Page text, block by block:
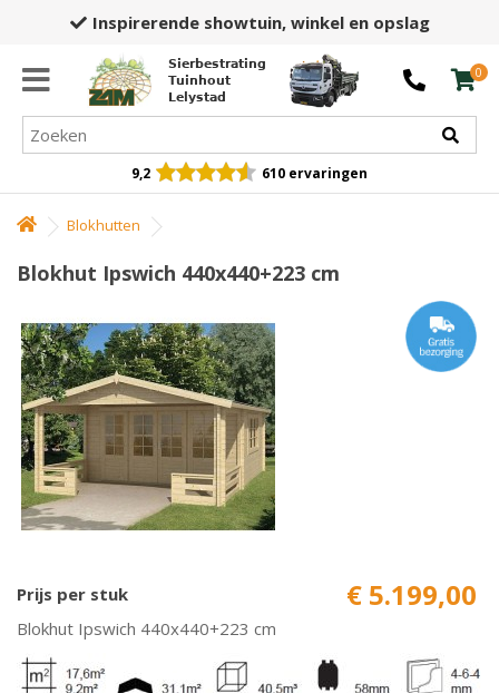
Inspirerende showtuin,winkel en opslag
Sierbestrating
Tuinhout
Lelystad
0
9,2 610 ervaringen
Blokhutten
Blokhut Ipswich 440x440+223 cm
Prijs per stuk € 5.199,00
Blokhut Ipswich 440x440+223 cm